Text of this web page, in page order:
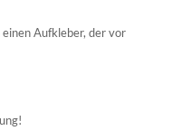
Aufkleber, der vor